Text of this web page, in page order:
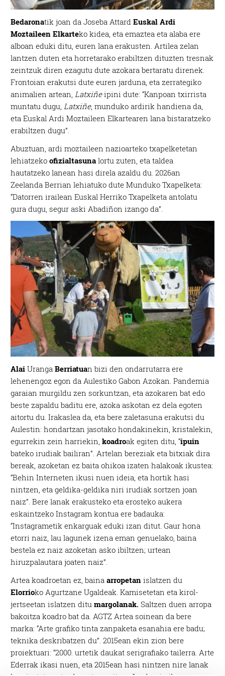
Bedaronatik joan da Joseba AttardEuskal Ardi
Moztaileen Elkarteko kidea, eta emaztea eta alaba ere
alboan eduki ditu, euren lana erakusten. Artilea zelan
lantzen duten eta horretarako erabiltzen dituzten tresnak
zeintzuk diren ezagutu dute azokara bertaratu direnek.
Frontoian erakutsi dute euren jarduna, eta zerrategiko
animalien artean,Latxiñeipini dute: “Kanpoan txirrista
muntatu dugu,Latxiñe, munduko ardirik handiena da,
eta Euskal Ardi Moztaileen Elkartearen lana bistaratzeko
erabiltzen dugu”.
Abuztuan, ardi moztaileen nazioarteko txapelketetan
lehiatzekoofizialtasuna lortu zuten, eta taldea
hautatzeko lanean hasi direla azaldu du. 2026an
Zeelanda Berrian lehiatuko dute Munduko Txapelketa:
“Datorren irailean Euskal Herriko Txapelketa antolatu
gura dugu, segur aski Abadiñon izango da”.
Alai UrangaBerriatuan bizi den ondarrutarra ere
lehenengoz egon da Aulestiko Gabon Azokan. Pandemia
garaian murgildu zen sorkuntzan, eta azokaren bat edo
beste zapaldu baditu ere, azoka askotan ez dela egoten
aitortu du. Irakaslea da, eta bere zaletasuna erakutsi du
Aulestin: hondartzan jasotako hondakinekin, kristalekin,
egurrekin zein harriekin,koadroak egiten ditu, “ipuin
bateko irudiak bailiran”. Artelan bereziak eta bitxiak dira
bereak, azoketan ez baita ohikoa izaten halakoak ikustea:
“Behin Interneten ikusi nuen ideia, eta hortik hasi
nintzen, eta geldika-geldika niri irudiak sortzen joan
naiz”. Bere lanak erakusteko eta erosteko aukera
eskaintzeko Instagram kontua ere badauka:
“Instagrametik enkarguak eduki izan ditut. Gaur hona
etorri naiz, lau lagunek izena eman genuelako, baina
bestela ez naiz azoketan asko ibiltzen; urtean
hiruzpalautara joaten naiz”.
Artea koadroetan ez, bainaarropetan islatzen du
Elorrioko Agurtzane Ugaldeak. Kamisetetan eta kirol-
jertseetan islatzen ditumargolanak. Saltzen duen arropa
bakoitza koadro bat da.AGTZ Artea soinean da bere
marka: “Arte grafiko tinta zanpaketa esanahia ere badu;
teknika deskribatzen du”. 2015ean ekin zion bere
proiektuari: “2000. urtetik daukat serigrafiako tailerra. Arte
Ederrak ikasi nuen, eta 2015ean hasi nintzen nire lanak